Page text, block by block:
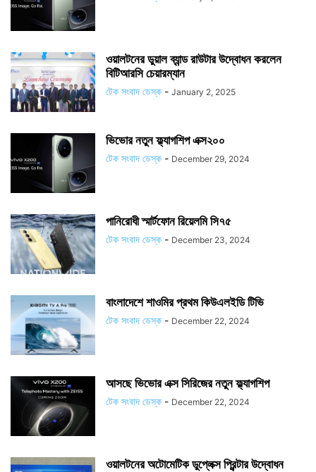
ওয়ালটনের ডুয়াল ব্যান্ড রাউটার উদ্বোধন করলেন
বিটিআরসি চেয়ারম্যান
টেক সংবাদ ডেস্ক - January 2, 2025
ভিভোর নতুন ফ্ল্যাগশিপ এক্স২০০
টেক সংবাদ ডেস্ক - December 29, 2024
পানিরোধী স্মার্টফোন রিয়েলমি সি৭৫
টেক সংবাদ ডেস্ক - December 23, 2024
বাংলাদেশে শাওমির প্রথম কিউএলইডি টিভি
টেক সংবাদ ডেস্ক - December 22, 2024
আসছে ভিভোর এক্স সিরিজের নতুন ফ্ল্যাগশিপ
টেক সংবাদ ডেস্ক - December 22, 2024
ওয়ালটনের অটোমেটিক ডুপ্লেক্স প্রিন্টার উদ্বোধন